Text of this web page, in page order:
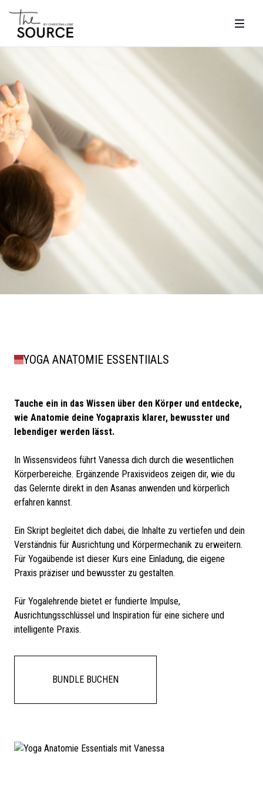
YOGA ANATOMIE ESSENTIIALS
Tauche ein in das Wissen über den Körper und entdecke,
wie Anatomie deine Yogapraxis klarer, bewusster und
lebendiger werden lässt.
In Wissensvideos führt Vanessa dich durch die wesentlichen
Körperbereiche. Ergänzende Praxisvideos zeigen dir, wie du
das Gelernte direkt in den Asanas anwenden und körperlich
erfahren kannst.
Ein Skript begleitet dich dabei, die Inhalte zu vertiefen und dein
Verständnis für Ausrichtung und Körpermechanik zu erweitern.
Für Yogaübende ist dieser Kurs eine Einladung, die eigene
Praxis präziser und bewusster zu gestalten.
Für Yogalehrende bietet er fundierte Impulse,
Ausrichtungsschlüssel und Inspiration für eine sichere und
intelligente Praxis.
BUNDLE BUCHEN